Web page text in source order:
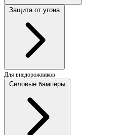
Защита от угона
Для внедорожников
Силовые бамперы